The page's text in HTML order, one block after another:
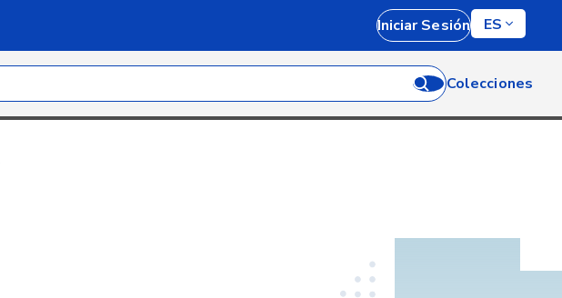
Iniciar Sesión ES
Colecciones